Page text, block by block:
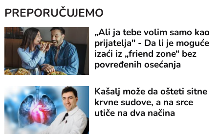
PREPORUČUJEMO
„Ali ja tebe volim samo kao
prijatelja" - Da li je moguće
izaći iz „friend zone“ bez
povređenih osećanja
Kašalj može da ošteti sitne
krvne sudove, a na srce
utiče na dva načina